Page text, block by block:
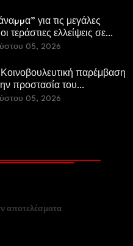
για τις μεγάλες
τεράστιες ελλείψεις σε
στην Πυροσβεστική και
05, 2026
παρέμβαση
προστασία του
και ιστορικού
05, 2026
αποτελέσματα